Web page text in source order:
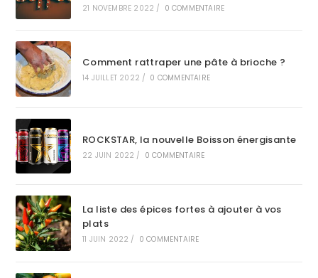
21 NOVEMBRE 2022 / 0 COMMENTAIRE
Comment rattraper une pâte à brioche ?
14 JUILLET 2022 / 0 COMMENTAIRE
ROCKSTAR, la nouvelle Boisson énergisante
22 JUIN 2022 / 0 COMMENTAIRE
La liste des épices fortes à ajouter à vos
plats
11 JUIN 2022 / 0 COMMENTAIRE